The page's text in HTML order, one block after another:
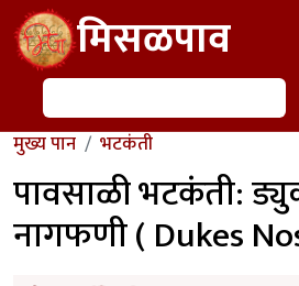
Skip to main contentमिसळपाव
शोध
मुख्य पान भटकंती
पावसाळी भटकंती:
नागफणी ( Dukes